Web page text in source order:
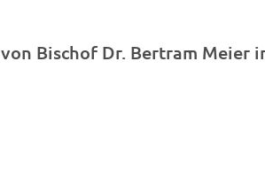
Bischof Dr. Bertram Meier